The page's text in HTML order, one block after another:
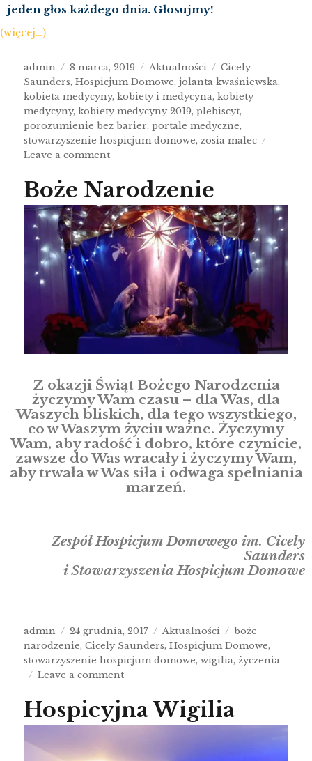
jeden głos każdego dnia. Głosujmy!
(więcej…)
admin 8 marca, 2019 Aktualności
Cicely
Saunders,Hospicjum Domowe,jolanta kwaśniewska,
kobieta medycyny,kobiety i medycyna,kobiety
medycyny,kobiety medycyny 2019,plebiscyt,
porozumienie bez barier,portale medyczne,
stowarzyszenie hospicjum domowe,zosia malec
Leave a comment
Boże Narodzenie
Z okazji Świąt Bożego Narodzenia
życzymy Wam czasu – dla Was, dla
Waszych bliskich, dla tego wszystkiego,
co w Waszym życiu ważne. Życzymy
Wam, aby radość i dobro, które czynicie,
zawsze do Was wracały i życzymy Wam,
aby trwała w Was siła i odwaga spełniania
marzeń.
Zespół Hospicjum Domowego im. Cicely
Saunders
i Stowarzyszenia Hospicjum Domowe
admin 24 grudnia, 2017 Aktualności
boże
narodzenie,Cicely Saunders,Hospicjum Domowe,
stowarzyszenie hospicjum domowe,wigilia,życzenia
Leave a comment
Hospicyjna Wigilia